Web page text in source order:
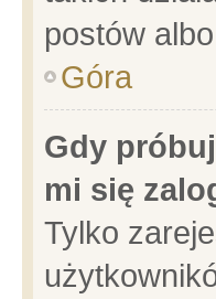
postów
Góra
Gdy
mi się
Tylko